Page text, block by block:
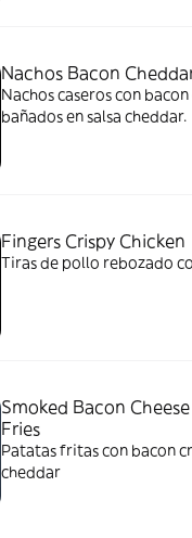
Nachos Bacon
Nachos caseros con
bañados en salsa cheddar.
Fingers Crispy Chicken
Tiras de pollo rebozado
Smoked Bacon Cheese
Fries
Patatas fritas con bacon
cheddar